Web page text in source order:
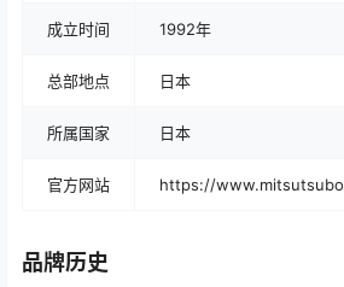
成立时间 1992年
总部地点 日本
所属国家 日本
官方网站 https://
品牌历史